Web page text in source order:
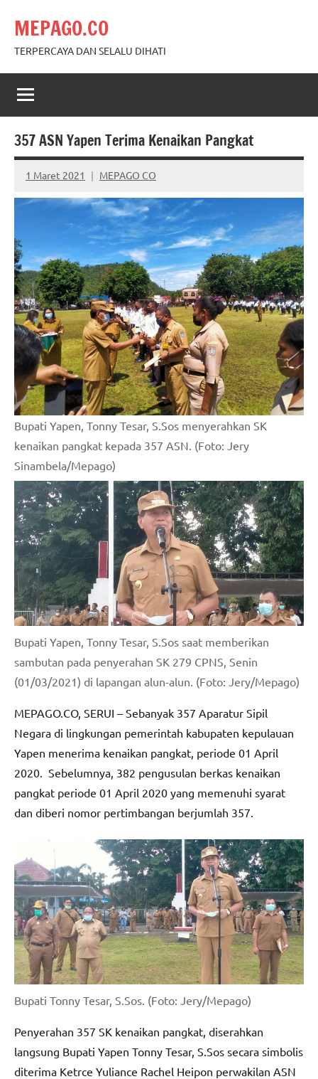
content
MEPAGO.CO
TERPERCAYA DAN SELALU DIHATI
357 ASN Yapen Terima Kenaikan Pangkat
1 Maret 2021 MEPAGO CO
No
comments
Bupati Yapen, Tonny Tesar, S.Sos menyerahkan SK
kenaikan pangkat kepada 357 ASN. (Foto: Jery
Sinambela/Mepago)
Bupati Yapen, Tonny Tesar, S.Sos saat memberikan
sambutan pada penyerahan SK 279 CPNS, Senin
(01/03/2021) di lapangan alun-alun. (Foto: Jery/Mepago)
MEPAGO.CO, SERUI – Sebanyak 357 Aparatur Sipil
Negara di lingkungan pemerintah kabupaten kepulauan
Yapen menerima kenaikan pangkat, periode 01 April
2020. Sebelumnya, 382 pengusulan berkas kenaikan
pangkat periode 01 April 2020 yang memenuhi syarat
dan diberi nomor pertimbangan berjumlah 357.
Bupati Tonny Tesar, S.Sos. (Foto: Jery/Mepago)
Penyerahan 357 SK kenaikan pangkat, diserahkan
langsung Bupati Yapen Tonny Tesar, S.Sos secara simbolis
diterima Ketrce Yuliance Rachel Heipon perwakilan ASN